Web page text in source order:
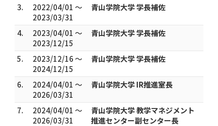
3.
2022/04/01 ～
2023/03/31
青山学院大学 学長補佐
4.
2023/04/01 ～
2023/12/15
青山学院大学 学長補佐
5.
2023/12/16 ～
2024/12/15
青山学院大学 学長補佐
6.
2024/04/01 ～
2026/03/31
青山学院大学 IR推進室長
7.
2024/04/01 ～
2026/03/31
青山学院大学 教学マネジメント
推進センター副センター長